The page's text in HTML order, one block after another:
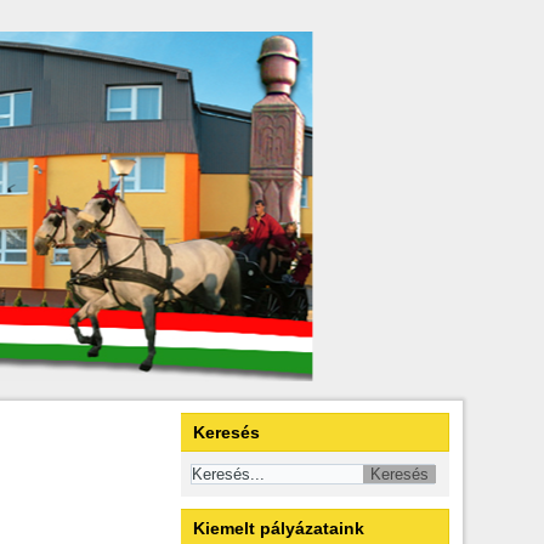
Keresés
Kiemelt pályázataink